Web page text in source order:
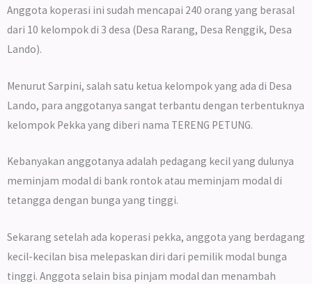
Anggota koperasi ini sudah mencapai 240 orang yang berasal
dari 10 kelompok di 3 desa (Desa Rarang, Desa Renggik, Desa
Lando).
Menurut Sarpini, salah satu ketua kelompok yang ada di Desa
Lando, para anggotanya sangat terbantu dengan terbentuknya
kelompok Pekka yang diberi nama TERENG PETUNG.
Kebanyakan anggotanya adalah pedagang kecil yang dulunya
meminjam modal di bank rontok atau meminjam modal di
tetangga dengan bunga yang tinggi.
Sekarang setelah ada koperasi pekka, anggota yang berdagang
kecil-kecilan bisa melepaskan diri dari pemilik modal bunga
tinggi. Anggota selain bisa pinjam modal dan menambah